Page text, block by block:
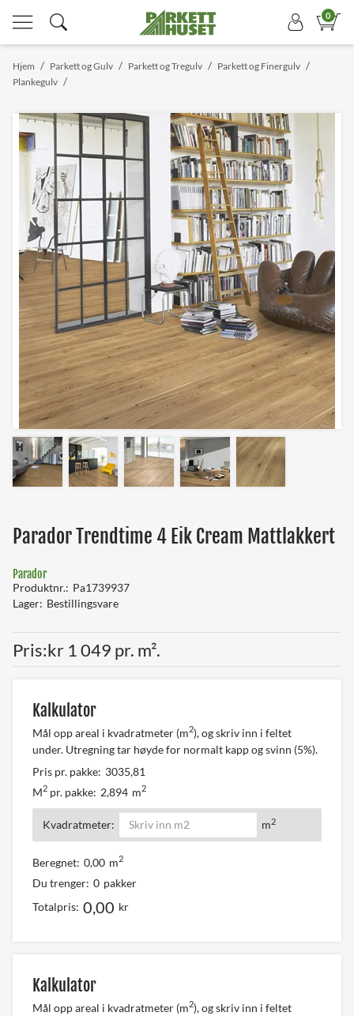
0
/
Hjem /
Parkett og Gulv /
Parkett og Tregulv /
Parkett og Finergulv
/
Plankegulv
Parador Trendtime 4 Eik Cream Mattlakkert
Parador
Produktnr. Pa1739937
Lager Bestillingsvare
Pris kr 1 049 pr. m².
Kalkulator
Mål opp areal i kvadratmeter (m2), og skriv inn i feltet
under. Utregning tar høyde for normalt kapp og svinn (5%).
Pris pr. pakke: 3035,81
M2 pr. pakke: 2,894 m2
Kvadratmeter: m2
Beregnet: 0,00 m2
Du trenger: 0 pakker
Totalpris: 0,00 kr
Kalkulator
Mål opp areal i kvadratmeter (m2), og skriv inn i feltet